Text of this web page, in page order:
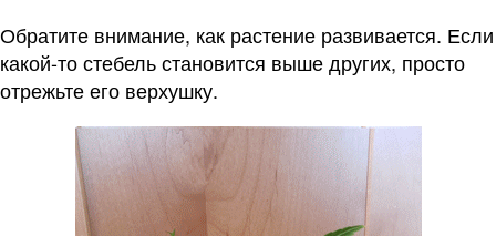
Обратите внимание, как растение развивается. Если
какой-то стебель становится выше других, просто
отрежьте его верхушку.